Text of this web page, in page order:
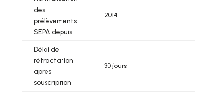
des
prélèvements
SEPA depuis
2014
Délai de
rétractation
après
souscription
30 jours